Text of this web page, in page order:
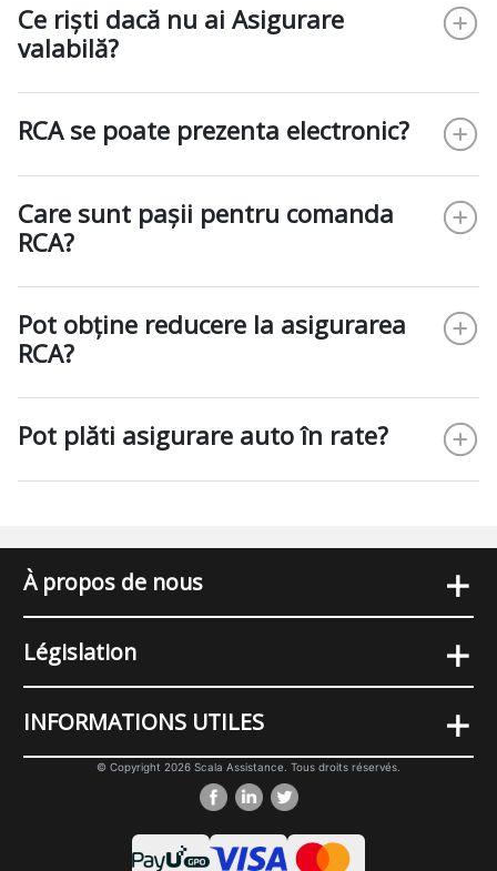
Ce riști dacă nu ai Asigurare
valabilă?
RCA se poate prezenta electronic?
Care sunt pașii pentru comanda
RCA?
Pot obține reducere la asigurarea
RCA?
Pot plăti asigurare auto în rate?
À propos de nous +
Législation +
INFORMATIONS UTILES +
© Copyright 2026 Scala Assistance. Tous droits réservés.